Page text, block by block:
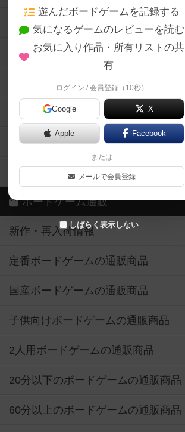
遊んだボードゲームを記録する
気になるゲームのレビューを読む
お気に入り作品・所有リストの共
有
ログイン / 会員登録（10秒）
Google X
Apple Facebook
または
メールで会員登録
しばらく表示しない
ボードゲーム会情報
メカニクス特集
掲示板・トピックス
ボドとも・会員一覧
ボードゲーム業界コラム
ボドゲーマご利用案内
ボードゲーム通販
新作・再入荷情報
定番ボードゲームの通販商品
国産ボードゲームの通販商品
子供向けボードゲームの通販商品
2人用ボードゲームの通販商品
20分以下のボードゲームの通販商品
60分以上のボードゲームの通販商品